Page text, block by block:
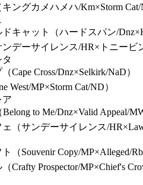
キングカメハメハ/Km×Storm
キャット
（ハードスパン/
ンデーサイレンス/HR×トニービ
（Cape Cross/Dnz×Selkirk/NaD）
West/MP×Storm Cat/ND）
ア
Belong to Me/Dnz×Valid Appeal/
（サンデーサイレンス/
（Souvenir Copy/MP×Alleged/
（Crafty Prospector/MP×Chief's